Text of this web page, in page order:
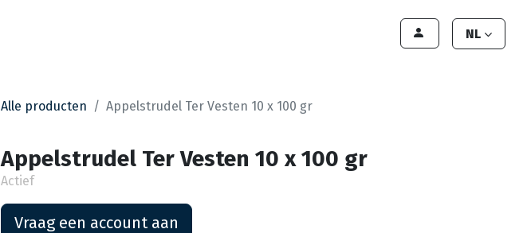
NL
Alle producten Appelstrudel Ter Vesten 10 x 100 gr
Appelstrudel Ter Vesten 10 x 100 gr
Actief
Vraag een account aan